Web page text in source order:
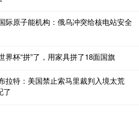
际原子能机构：俄乌冲突给核电站安全
界杯“拼”了，用家具拼了18面国旗
拉特：美国禁止索马里裁判入境太荒
了